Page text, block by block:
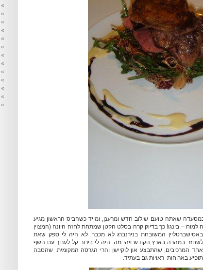
שאתה טועם שילוב חדש ומרענן, ומייד כשהביס הראשון מגיע
למוח – בינגו! כך בדיוק קרה בסלט הקטן שמתחת לחזה היונה (המצוין
המשובחת בנירנברג לא מכבר. לא היה לי ספק שאת
במהרה בארץ הקודש ויהי מה. היה לי בירור קל לערוך עם השף
המרכיבים, שהתבצע און לוקיישן והרי הגרסה המקומית. שהסבה
בארוחות ראויות גם בעתיד.